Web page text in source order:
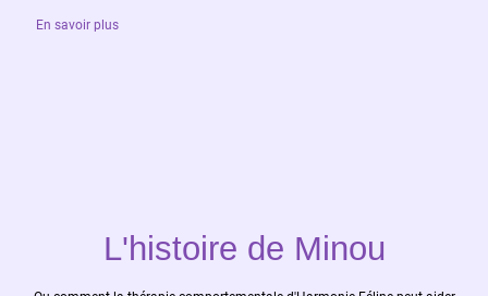
En savoir plus
L'histoire de Minou